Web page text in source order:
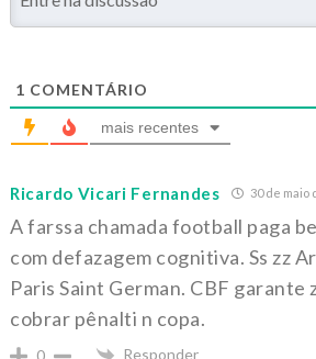
1 COMENTÁRIO
mais recentes
Ricardo Vicari Fernandes 30 de maio
A farssa chamada football paga
com defazagem cognitiva. Ss zz
Paris Saint German. CBF garante
cobrar pênalti n copa.
0 Responder